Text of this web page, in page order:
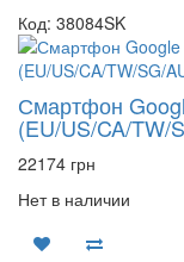
Код: 38084SK
Смартфон
(EU/US/CA/TW/
22174 грн
Нет в наличии